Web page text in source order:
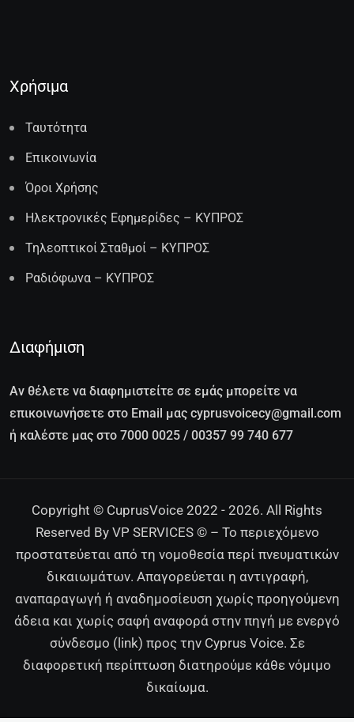
Χρήσιμα
Ταυτότητα
Επικοινωνία
Όροι Χρήσης
Ηλεκτρονικές Εφημερίδες – ΚΥΠΡΟΣ
Τηλεοπτικοί Σταθμοί – ΚΥΠΡΟΣ
Ραδιόφωνα – ΚΥΠΡΟΣ
Διαφήμιση
Αν θέλετε να διαφημιστείτε σε εμάς μπορείτε να
επικοινωνήσετε στο Email μας cyprusvoicecy@gmail.com
ή καλέστε μας στο 7000 0025 / 00357 99 740 677
Copyright © CuprusVoice 2022 - 2026. All Rights
Reserved By VP SERVICES © – Το περιεχόμενο
προστατεύεται από τη νομοθεσία περί πνευματικών
δικαιωμάτων. Απαγορεύεται η αντιγραφή,
αναπαραγωγή ή αναδημοσίευση χωρίς προηγούμενη
άδεια και χωρίς σαφή αναφορά στην πηγή με ενεργό
σύνδεσμο (link) προς την Cyprus Voice. Σε
διαφορετική περίπτωση διατηρούμε κάθε νόμιμο
δικαίωμα.